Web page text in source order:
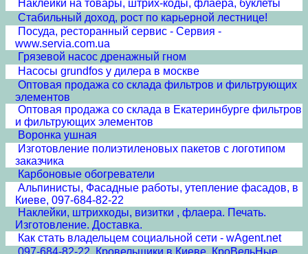
Наклейки на товары, штрих-коды, флаера, буклеты
Стабильный доход, рост по карьерной лестнице!
Посуда, ресторанный сервис - Сервия -
www.servia.com.ua
Грязевой насос дренажный гном
Насосы grundfos у дилера в москве
Оптовая продажа со склада фильтров и фильтрующих
элементов
Оптовая продажа со склада в Екатеринбурге фильтров
и фильтрующих элементов
Воронка ушная
Изготовление полиэтиленовых пакетов с логотипом
заказчика
Карбоновые обогреватели
Альпинисты, Фасадные работы, утепление фасадов, в
Киеве, 097-684-82-22
Наклейки, штрихкоды, визитки , флаера. Печать.
Изготовление. Доставка.
Как стать владельцем социальной сети - wAgent.net
097-684-82-22, Кровельщики в Киеве, КроВельНые